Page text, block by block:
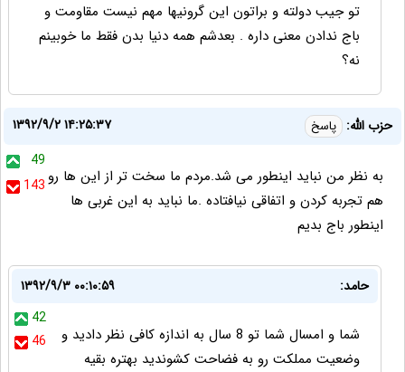
تو جیب دولته و براتون این گرونیها مهم نیست مقاومت و
باج ندادن معنی داره . بعدشم همه دنیا بدن فقط ما خوبینم
نه؟
حزب الله: پاسخ
۱۳۹۲/۹/۲ ۱۴:۲۵:۳۷
49
143 به نظر من نباید اینطور می شد.مردم ما سخت تر از این ها رو
هم تجربه کردن و اتفاقی نیافتاده .ما نباید به این غربی ها
اینطور باج بدیم
حامد:
۱۳۹۲/۹/۳ ۰۰:۱۰:۵۹
42
46
شما و امسال شما تو 8 سال به اندازه کافی نظر دادید و
وضعیت مملکت رو به فضاحت کشوندید بهتره بقیه